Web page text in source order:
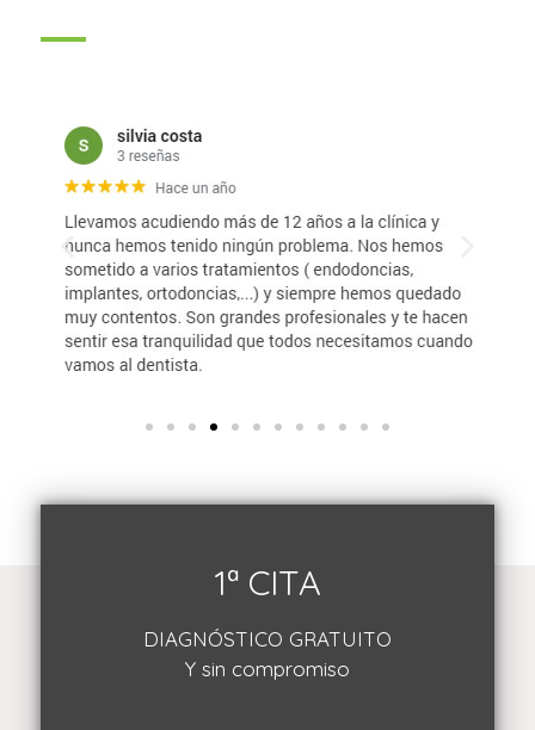
1ª CITA
DIAGNÓSTICO GRATUITO
Y sin compromiso